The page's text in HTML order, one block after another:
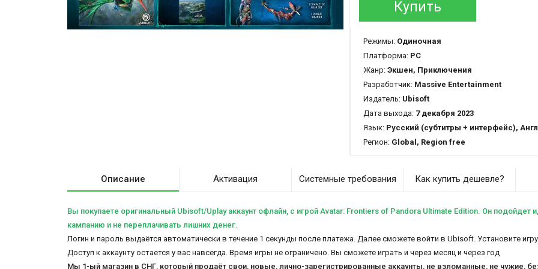
Купить
Режимы: Одиночная
Платформа: PC
Жанр: Экшен, Приключения
Разработчик: Massive Entertainment
Издатель: Ubisoft
Дата выхода: 7 декабря 2023
Язык: Русский (субтитры + интерфейс), Английский (озвучка + субтитры +
Регион: Global, Region free
Описание Активация Системные требования Как купить дешевле?
Вы покупаете оригинальный Ubisoft/Uplay аккаунт офлайн, c игрой Avatar: Frontiers of Pandora Ultimate Edition. Он подойдет
кампанию и не переплачивать лишних денег.
Логин и пароль выдаётся автоматически в течение 1 секунды после платежа. Далее сможете войти в Ubisoft. Установите
Доступ к аккаунту остается у вас навсегда. Время игры не ограничено. Вы сможете играть и через месяц и через год
Мы 1-ый магазин в СНГ, который продаёт свои, новые, лично-зарегистрированные аккаунты, не взломанные, не чужие,